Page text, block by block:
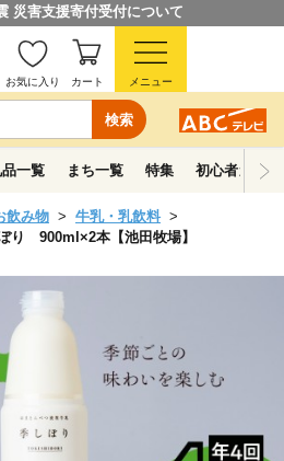
災害支援寄付受付について
検索
お気に入り カート メニュー
一覧 まち一覧 特集 初心者ガイド
飲み物
牛乳・乳飲料
り 900ml×2本【池田牧場】